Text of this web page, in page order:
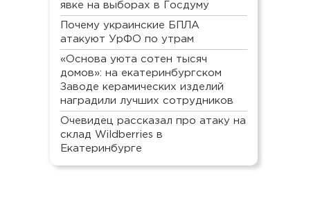
явке на выборах в Госдуму
Почему украинские БПЛА
атакуют УрФО по утрам
«Основа уюта сотен тысяч
домов»: на екатеринбургском
Заводе керамических изделий
наградили лучших сотрудников
Очевидец рассказал про атаку на
склад Wildberries в
Екатеринбурге